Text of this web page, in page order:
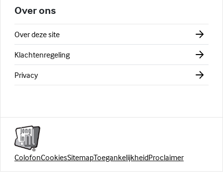
Over ons
Over deze site
Klachtenregeling
Privacy
ColofonCookiesSitemapToegankelijkheidProclaimer